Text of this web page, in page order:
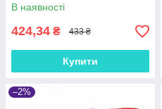
В наявності
424,34 ₴ 433 ₴
Купити
–2%